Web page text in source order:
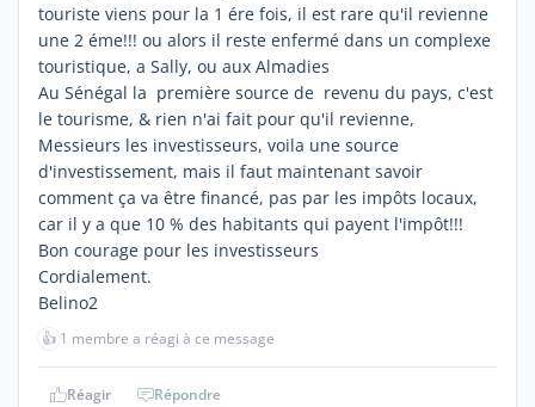
touriste viens pour la 1 ére fois, il est rare qu'il revienne
une 2 éme!!! ou alors il reste enfermé dans un complexe
touristique, a Sally, ou aux Almadies
Au Sénégal la première source de revenu du pays, c'est
le tourisme, & rien n'ai fait pour qu'il revienne,
Messieurs les investisseurs, voila une source
d'investissement, mais il faut maintenant savoir
comment ça va être financé, pas par les impôts locaux,
car il y a que 10 % des habitants qui payent l'impôt!!!
Bon courage pour les investisseurs
Cordialement.
Belino2
👍 1 membre a réagi à ce message
Réagir Répondre